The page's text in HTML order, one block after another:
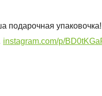
подарочная
instagram.com/p/